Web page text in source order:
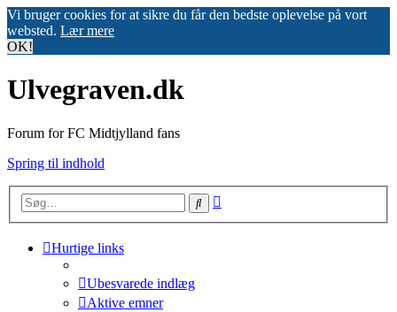
Vi bruger cookies for at sikre du får den bedste oplevelse på vort
websted. Lær mere
OK!
Ulvegraven.dk
Forum for FC Midtjylland fans
Spring til indhold
Søg
Hurtige links
Ubesvarede indlæg
Aktive emner